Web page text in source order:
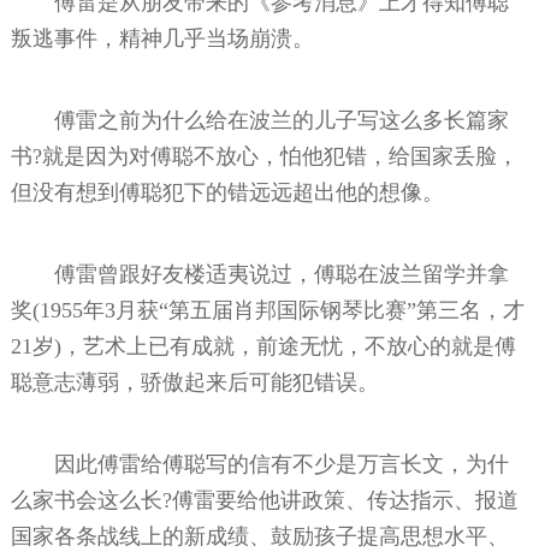
叛逃事件，精神几乎当场崩溃。
傅雷之前为什么给在波兰的儿子写这么多长篇家
书?就是因为对傅聪不放心，怕他犯错，给国家丢脸，
但没有想到傅聪犯下的错远远超出他的想像。
傅雷曾跟好友楼适夷说过，傅聪在波兰留学并拿
奖(1955年3月获“第五届肖邦国际钢琴比赛”第三名，才
21岁)，艺术上已有成就，前途无忧，不放心的就是傅
聪意志薄弱，骄傲起来后可能犯错误。
因此傅雷给傅聪写的信有不少是万言长文，为什
么家书会这么长?傅雷要给他讲政策、传达指示、报道
国家各条战线上的新成绩、鼓励孩子提高思想水平、